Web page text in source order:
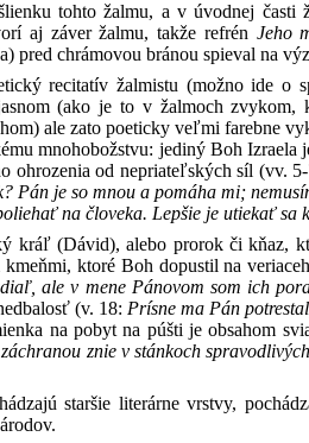
tohto žalmu, a v úvodnej
aj záver žalmu, takže refrén Jeho
chrámovou bránou spieval na
recitatív žalmistu (možno ide o
(ako je to v žalmoch
ale zato poeticky veľmi farebne
mnohobožstvu: jediný Boh
ohrozenia od nepriateľských síl (vv.
Pán je so mnou a pomáha mi;
na človeka. Lepšie je utiekať
kráľ (Dávid), alebo prorok či kňaz,
ktoré Boh dopustil na
ale v mene Pánovom som ich
(v. 18: Prísne ma Pán
na pobyt na púšti je obsahom
znie v stánkoch
staršie literárne vrstvy,